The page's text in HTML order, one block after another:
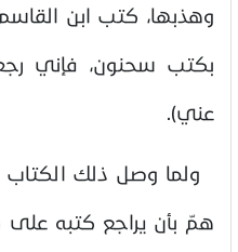
وهذبها، كتب ابن
بكتب سحنون، فإني
عني).
ولما وصل ذلك الكتاب
همّ بأن يراجع كتبه على